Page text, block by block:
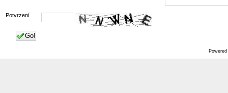
Potvrzení
Go!